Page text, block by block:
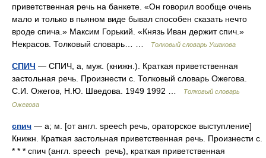
приветственная речь на банкете. «Он говорил вообще очень
мало и только в пьяном виде бывал способен сказать нечто
вроде спича.» Максим Горький. «Князь Иван держит спич.»
Некрасов. Толковый словарь… …
Толковый словарь Ушакова
СПИЧ — СПИЧ, а, муж. (книжн.). Краткая приветственная
застольная речь. Произнести с. Толковый словарь Ожегова.
С.И. Ожегов, Н.Ю. Шведова. 1949 1992 …
Толковый словарь
Ожегова
спич — а; м. [от англ. speech речь, ораторское выступление]
Книжн. Краткая застольная приветственная речь. Произнести с.
* * * спич (англ. speech речь), краткая приветственная